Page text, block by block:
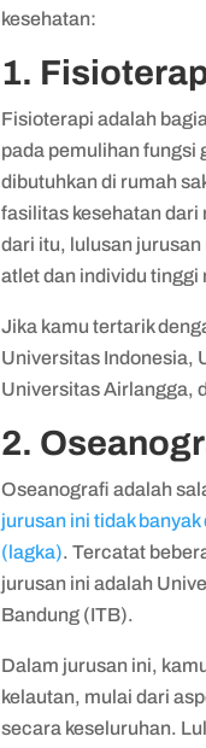
kesehatan:
1.
Fisioterapi adalah
pada pemulihan fungsi
dibutuhkan di rumah
fasilitas kesehatan dari
dari itu, lulusan jurusan
atlet dan individu tinggi
Jika kamu tertarik
Universitas Indonesia,
Universitas Airlangga,
2.
Oseanografi adalah
jurusan ini tidak
(lagka). Tercatat
jurusan ini adalah
Bandung (ITB).
Dalam jurusan ini,
kelautan, mulai dari
secara keseluruhan.